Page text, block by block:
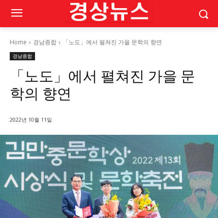
Home 경남종합 「노도」에서 펼쳐진 가을 문학의 향연
경남종합
「노도」에서 펼쳐진 가을 문
학의 향연
2022년 10월 11일